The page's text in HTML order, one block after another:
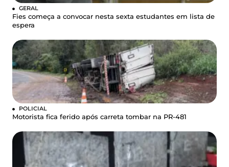
GERAL
Fies começa a convocar nesta sexta estudantes em lista de
espera
POLICIAL
Motorista fica ferido após carreta tombar na PR-481